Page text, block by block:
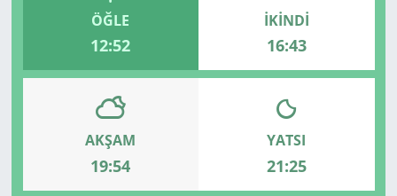
ÖĞLE
12:52
İKINDI
16:43
AKŞAM
19:54
YATSI
21:25